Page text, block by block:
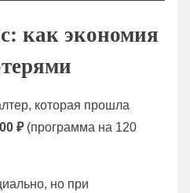
как экономия
которая прошла
₽(программа на 120
но при